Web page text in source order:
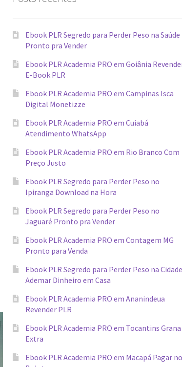
Ebook PLR Segredo para Perder Peso na Saúde
Pronto pra Vender
Ebook PLR Academia PRO em Goiânia
E-Book PLR
Ebook PLR Academia PRO em Campinas Isca
Digital Monetizze
Ebook PLR Academia PRO em Cuiabá
Atendimento WhatsApp
Ebook PLR Academia PRO em Rio Branco Com
Preço Justo
Ebook PLR Segredo para Perder Peso no
Ipiranga Download na Hora
Ebook PLR Segredo para Perder Peso no
Jaguaré Pronto pra Vender
Ebook PLR Academia PRO em Contagem MG
Pronto para Venda
Ebook PLR Segredo para Perder Peso na Cidade
Ademar Dinheiro em Casa
Ebook PLR Academia PRO em Ananindeua
Revender PLR
Ebook PLR Academia PRO em Tocantins Grana
Extra
Ebook PLR Academia PRO em Macapá Pagar no